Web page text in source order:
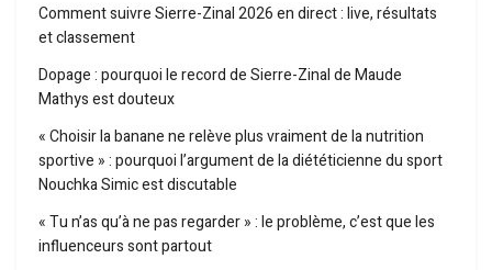
Comment suivre Sierre-Zinal 2026 en direct : live, résultats
et classement
Dopage : pourquoi le record de Sierre-Zinal de Maude
Mathys est douteux
« Choisir la banane ne relève plus vraiment de la nutrition
sportive » : pourquoi l’argument de la diététicienne du sport
Nouchka Simic est discutable
« Tu n’as qu’à ne pas regarder » : le problème, c’est que les
influenceurs sont partout